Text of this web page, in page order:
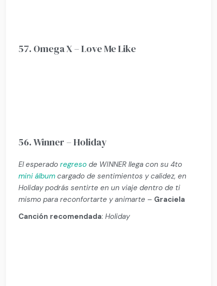
57. Omega X – Love Me Like
56. Winner – Holiday
El esperadoregreso de WINNER llega con su 4to
mini álbum cargado de sentimientos y calidez, en
Holiday podrás sentirte en un viaje dentro de ti
mismo para reconfortarte y animarte – Graciela
Canción recomendada:Holiday